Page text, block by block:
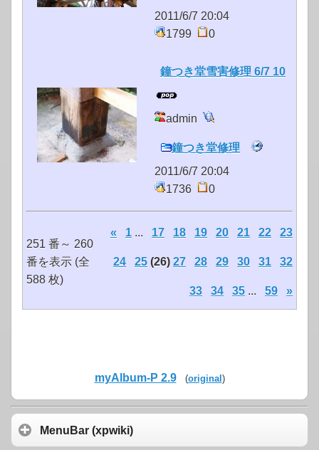
2011/6/7 20:04
1799
0
鐘つき堂雪害修理 6/7 10
admin
鐘つき堂修理
2011/6/7 20:04
1736
0
251 番～ 260
番を表示 (全
588 枚)
« 1 ... 17 18 19 20 21 22 23
24 25 (26) 27 28 29 30 31 32
33 34 35 ... 59 »
myAlbum-P 2.9 (original )
MenuBar (xpwiki)